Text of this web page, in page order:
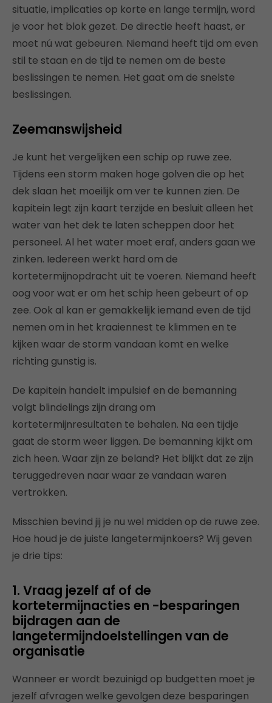
situatie, implicaties op korte en lange termijn, word
je voor het blok gezet. De directie heeft haast, er
moet nú wat gebeuren. Niemand heeft tijd om even
stil te staan en de tijd te nemen om de beste
beslissingen te nemen. Het gaat om de snelste
beslissingen.
Zeemanswijsheid
Je kunt het vergelijken een schip op ruwe zee.
Tijdens een storm maken hoge golven die op het
dek slaan het moeilijk om ver te kunnen zien. De
kapitein legt zijn kaart terzijde en besluit alleen het
water van het dek te laten scheppen door het
personeel. Al het water moet eraf, anders gaan we
zinken. Iedereen werkt hard om de
kortetermijnopdracht uit te voeren. Niemand heeft
oog voor wat er om het schip heen gebeurt of op
zee. Ook al kan er gemakkelijk iemand even de tijd
nemen om in het kraaiennest te klimmen en te
kijken waar de storm vandaan komt en welke
richting gunstig is.
De kapitein handelt impulsief en de bemanning
volgt blindelings zijn drang om
kortetermijnresultaten te behalen. Na een tijdje
gaat de storm weer liggen. De bemanning kijkt om
zich heen. Waar zijn ze beland? Het blijkt dat ze zijn
teruggedreven naar waar ze vandaan waren
vertrokken.
Misschien bevind jij je nu wel midden op de ruwe zee.
Hoe houd je de juiste langetermijnkoers? Wij geven
je drie tips:
1. Vraag jezelf af of de
kortetermijnacties en -besparingen
bijdragen aan de
langetermijndoelstellingen van de
organisatie
Wanneer er wordt bezuinigd op budgetten moet je
jezelf afvragen welke gevolgen deze besparingen